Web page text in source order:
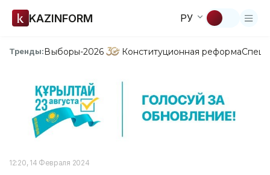
KAZINFORM РУ
Тренды:Выборы-2026 Конституционная реформа
12:20, 14 Февраля 2024